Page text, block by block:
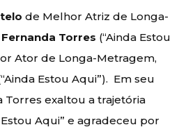
de Melhor Atriz de Longa-
Fernanda Torres (“Ainda Estou
Ator de Longa-Metragem,
Estou Aqui”). Em seu
Torres exaltou a trajetória
Aqui” e agradeceu por